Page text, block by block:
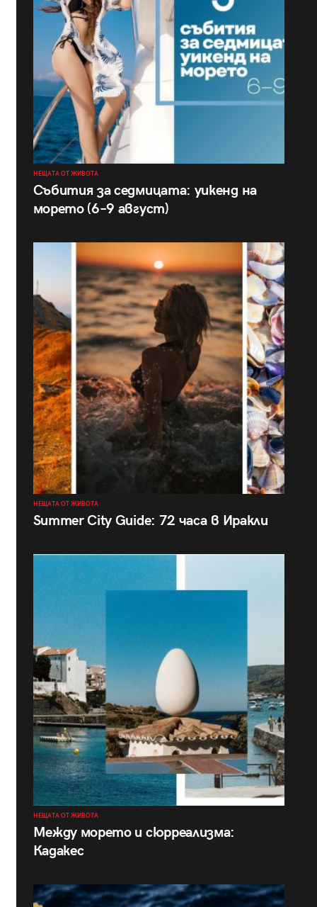
НЕЩАТА ОТ ЖИВОТА
Събития за седмицата: уикенд на
морето (6–9 август)
НЕЩАТА ОТ ЖИВОТА
Summer City Guide: 72 часа в Иракли
НЕЩАТА ОТ ЖИВОТА
Между морето и сюрреализма:
Кадакес